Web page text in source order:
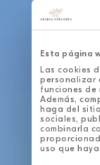
Esta página
Las cookies
personalizar
funciones de
Además,
haga del
sociales,
combinarla
uso que